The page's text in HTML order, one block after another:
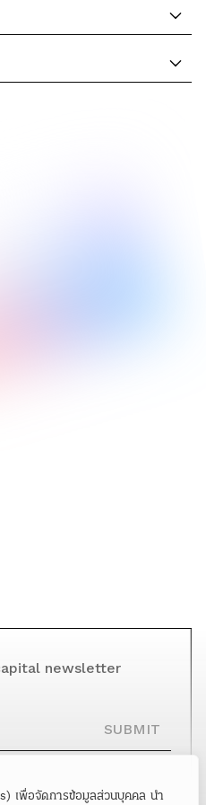
เพื่อจัดการข้อมูลส่วนบุคคล นำ
newsletter
SUBMIT